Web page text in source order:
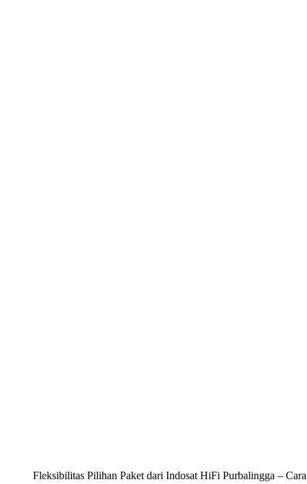
Fleksibilitas Pilihan Paket dari Indosat HiFi Purbalingga –